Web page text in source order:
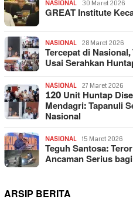
NASIONAL 30 Maret 2026
GREAT Institute
NASIONAL 28 Maret 2026
Tercepat di
Usai Serahkan
NASIONAL 27 Maret 2026
120 Unit Huntap
Mendagri: Tapanuli
Nasional
NASIONAL 15 Maret 2026
Teguh Santosa:
Ancaman Serius
ARSIP BERITA